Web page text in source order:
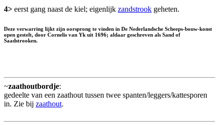
4> eerst gang naast de kiel; eigenlijk zandstrook geheten.
Deze verwarring lijkt zijn oorsprong te vinden in De Nederlandsche Scheeps-bouw-konst
open gestelt, door Cornelis van Yk uit 1696; aldaar geschreven als Sand of
Saadstrooken.
~zaathoutbordje:
gedeelte van een zaathout tussen twee spanten/leggers/kattesporen
in. Zie bij zaathout.